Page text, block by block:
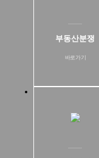
부동산분쟁
바로가기